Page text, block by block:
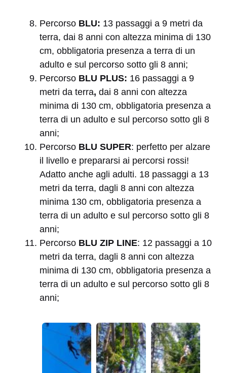
Percorso BLU: 13 passaggi a 9 metri da
terra, dai 8 anni con altezza minima di 130
cm, obbligatoria presenza a terra di un
adulto e sul percorso sotto gli 8 anni;
Percorso BLU PLUS: 16 passaggi a 9
metri da terra, dai 8 anni con altezza
minima di 130 cm, obbligatoria presenza a
terra di un adulto e sul percorso sotto gli 8
anni;
Percorso BLU SUPER: perfetto per alzare
il livello e prepararsi ai percorsi rossi!
Adatto anche agli adulti. 18 passaggi a 13
metri da terra, dagli 8 anni con altezza
minima 130 cm, obbligatoria presenza a
terra di un adulto e sul percorso sotto gli 8
anni;
Percorso BLU ZIP LINE: 12 passaggi a 10
metri da terra, dagli 8 anni con altezza
minima di 130 cm, obbligatoria presenza a
terra di un adulto e sul percorso sotto gli 8
anni;